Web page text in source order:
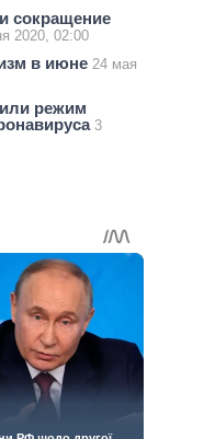
сокращение
2020, 02:00
в июне 24 мая
режим
3